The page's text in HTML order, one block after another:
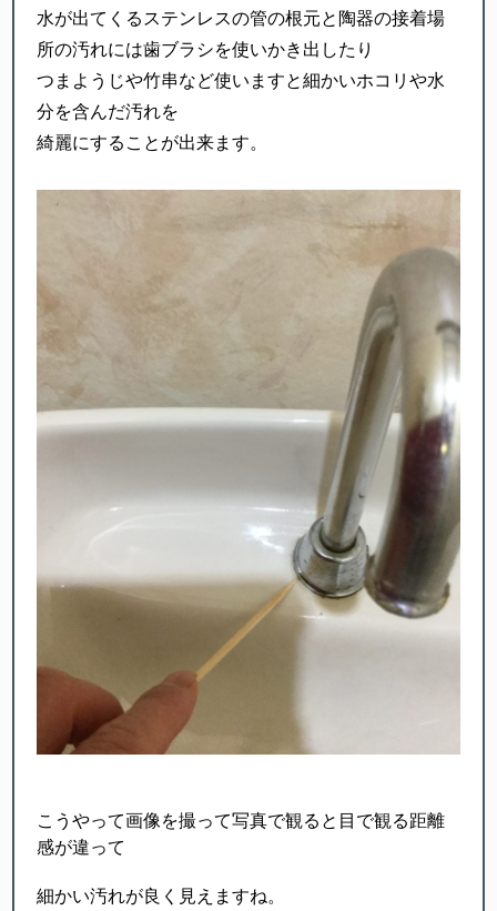
水が出てくるステンレスの管の根元と陶器の接着場
所の汚れには歯ブラシを使いかき出したり
つまようじや竹串など使いますと細かいホコリや水
分を含んだ汚れを
綺麗にすることが出来ます。
こうやって画像を撮って写真で観ると目で観る距離
感が違って
細かい汚れが良く見えますね。